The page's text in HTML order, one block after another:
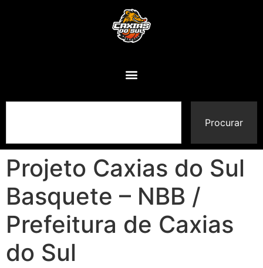
Procurar
Projeto Caxias do Sul
Basquete – NBB /
Prefeitura de Caxias
do Sul